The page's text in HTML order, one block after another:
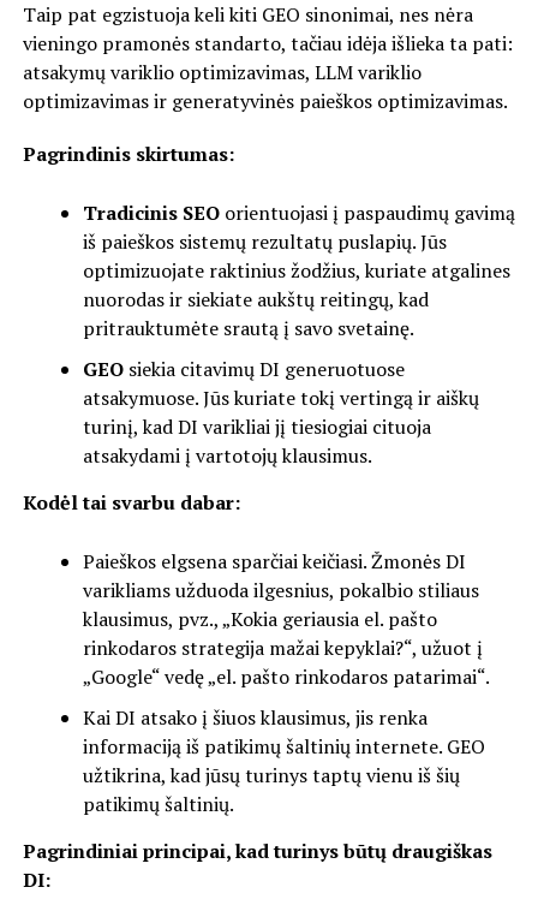
Taip pat egzistuoja keli kiti GEO sinonimai, nes nėra
vieningo pramonės standarto, tačiau idėja išlieka ta pati:
atsakymų variklio optimizavimas, LLM variklio
optimizavimas ir generatyvinės paieškos optimizavimas.
Pagrindinis skirtumas:
Tradicinis SEOorientuojasi į paspaudimų gavimą
iš paieškos sistemų rezultatų puslapių. Jūs
optimizuojate raktinius žodžius, kuriate atgalines
nuorodas ir siekiate aukštų reitingų, kad
pritrauktumėte srautą į savo svetainę.
GEOsiekia citavimų DI generuotuose
atsakymuose. Jūs kuriate tokį vertingą ir aiškų
turinį, kad DI varikliai jį tiesiogiai cituoja
atsakydami į vartotojų klausimus.
Kodėl tai svarbu dabar:
Paieškos elgsena sparčiai keičiasi. Žmonės DI
varikliams užduoda ilgesnius, pokalbio stiliaus
klausimus, pvz., „Kokia geriausia el. pašto
rinkodaros strategija mažai kepyklai?“, užuot į
„Google“ vedę „el. pašto rinkodaros patarimai“.
Kai DI atsako į šiuos klausimus, jis renka
informaciją iš patikimų šaltinių internete. GEO
užtikrina, kad jūsų turinys taptų vienu iš šių
patikimų šaltinių.
Pagrindiniai principai, kad turinys būtų draugiškas
DI: